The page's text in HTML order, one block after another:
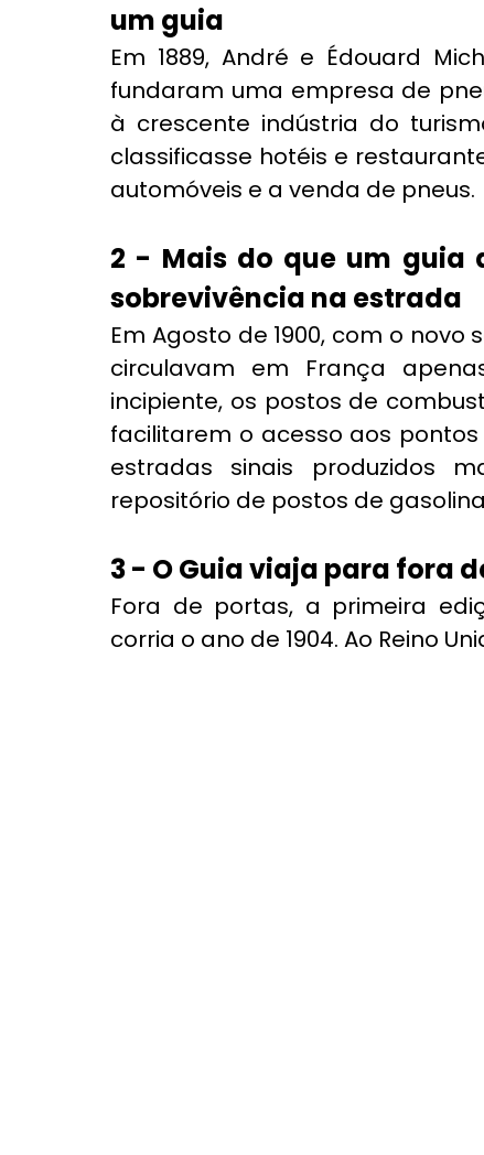
um guia
Em 1889, André e Édouard
fundaram uma empresa de
à crescente indústria do
classificasse hotéis e
automóveis e a venda de pneus.
2 - Mais do que um guia
sobrevivência na estrada
Em Agosto de 1900, com o novo
circulavam em França
incipiente, os postos de
facilitarem o acesso aos
estradas sinais produzidos
repositório de postos de
3 - O Guia viaja para fora
Fora de portas, a primeira
corria o ano de 1904. Ao Reino